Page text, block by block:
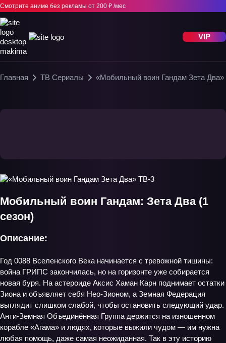
Смотрите аниме без рекламы от 200 ₽ /мес
VIP
Главная ТВ Сериалы «Мобильный воин Гандам Зета
Мобильный воин Гандам: Зета Два (1
сезон)
Описание:
Год 0088 Вселенского Века начинается с тревожной тишины:
война ГРИПС закончилась, но на горизонте уже собирается
новая буря. На астероиде Аксис Хаман Карн поднимает остатки
Зиона и объявляет себя Нео-Зионом, а Земная Федерация
выглядит слишком слабой, чтобы остановить следующий удар.
Анти-Земная Объединённая Группа держится на изношенном
корабле «Агама» и людях, которые выжили чудом — им нужна
любая помощь, даже самая неожиданная. Так в эту историю